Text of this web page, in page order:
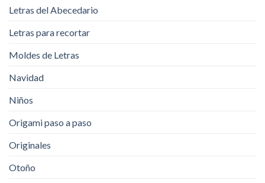
Letras del Abecedario
Letras para recortar
Moldes de Letras
Navidad
Niños
Origami paso a paso
Originales
Otoño